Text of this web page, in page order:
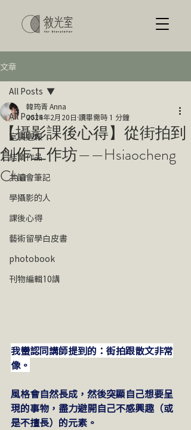
文章
All Posts
室長週報
結業作品
共讀會筆記
學攝影的人
課後心得
藝術留學白皮書
photobook
刊物編輯10講
All Posts
【攝影課後心得】從街拍到
創作工作坊——Hsiaocheng
Chu
韓筠青 Anna
2024年2月20日 讀畢需時 1 分鐘
我蠻認同講師提到的：街拍跟散文非常
像。
風格會自然長成，然後突顯自己想要呈
現的事物，盡力避開自己不感興趣（或
是不擅長）的元素。